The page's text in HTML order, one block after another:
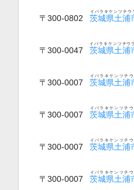
〒300-0802 茨城県土浦
イバラキケンツチウ
〒300-0047 茨城県土浦
イバラキケンツチウ
〒300-0007 茨城県土浦
イバラキケンツチウ
〒300-0007 茨城県土浦
イバラキケンツチ
〒300-0007 茨城県土浦
イバラキケンツチ
〒300-0007 茨城県土浦
イバラキケンツチ